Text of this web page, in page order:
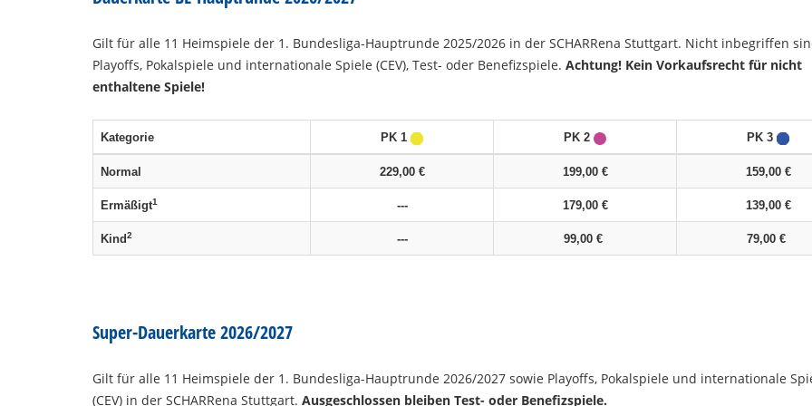
Gilt für alle 11 Heimspiele der 1. Bundesliga-Hauptrunde 2025/2026 in der SCHARRena Stuttgart. Nicht inbegriffen
Playoffs, Pokalspiele und internationale Spiele (CEV), Test- oder Benefizspiele. Achtung! Kein Vorkaufsrecht für nicht
enthaltene Spiele!
Kategorie PK 1 PK 2 PK 3
Normal 229,00 € 199,00 € 159,00 €
Ermäßigt1 --- 179,00 € 139,00 €
Kind2 --- 99,00 € 79,00 €
Super-Dauerkarte 2026/2027
Gilt für alle 11 Heimspiele der 1. Bundesliga-Hauptrunde 2026/2027 sowie Playoffs, Pokalspiele und internationale
(CEV) in der SCHARRena Stuttgart. Ausgeschlossen bleiben Test- oder Benefizspiele.